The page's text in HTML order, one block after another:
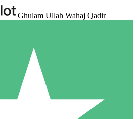
Ghulam Ullah Wahaj Qadir